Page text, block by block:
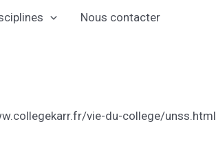
Nous contacter
vie-du-college/unss.html